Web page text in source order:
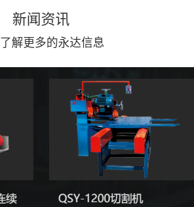
工与上下板分开，便
捷，高效。5、19”显示
屏，按钮、遥杆集成面
板，操作快速、简便。
单
、
示
桥切（含输送板材平
台）
新闻资讯
解更多的永达信息